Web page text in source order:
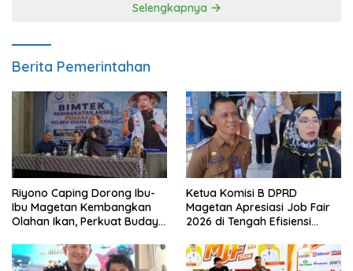
Selengkapnya
Berita Pemerintahan
Riyono Caping Dorong Ibu-
Ibu Magetan Kembangkan
Olahan Ikan, Perkuat Budaya
Ketua Komisi B DPRD
Magetan Apresiasi Job Fair
2026 di Tengah Efisiensi